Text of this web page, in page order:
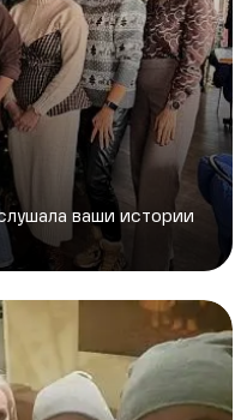
ваши истории